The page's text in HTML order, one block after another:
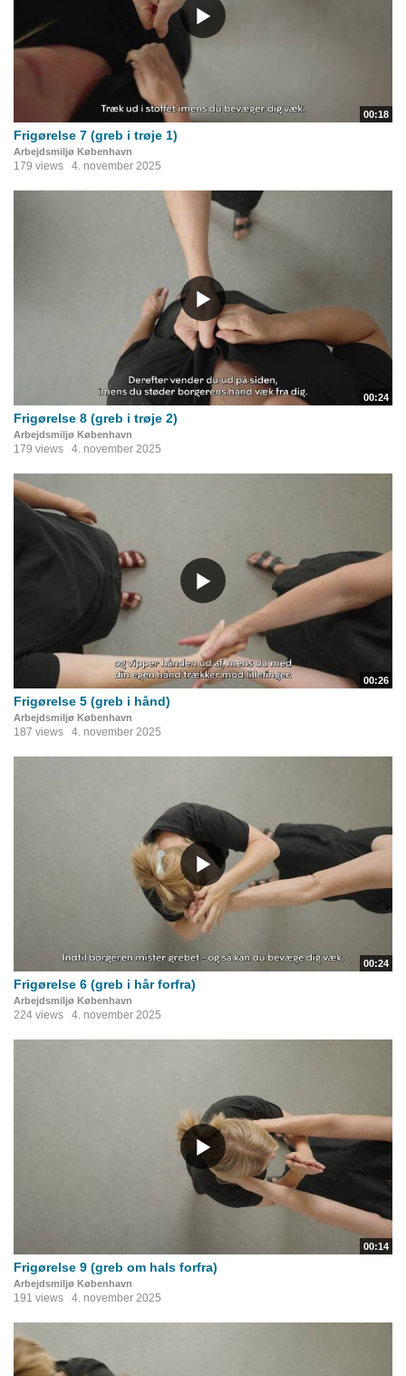
00:18
Frigørelse 7 (greb i trøje 1)
Arbejdsmiljø København
179 views 4. november 2025
00:24
Frigørelse 8 (greb i trøje 2)
Arbejdsmiljø København
179 views 4. november 2025
00:26
Frigørelse 5 (greb i hånd)
Arbejdsmiljø København
187 views 4. november 2025
00:24
Frigørelse 6 (greb i hår forfra)
Arbejdsmiljø København
224 views 4. november 2025
00:14
Frigørelse 9 (greb om hals forfra)
Arbejdsmiljø København
191 views 4. november 2025